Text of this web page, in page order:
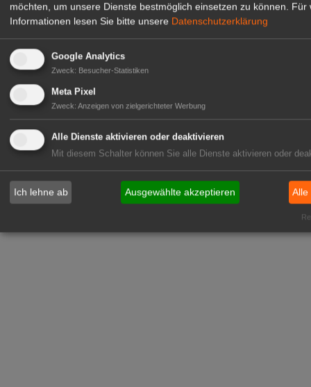
möchten, um unsere Dienste bestmöglich einsetzen zu können.
Für
Informationen lesen Sie bitte unsere Datenschutzerklärung
Google Analytics
Zweck: Besucher-Statistiken
Meta Pixel
Zweck: Anzeigen von zielgerichteter Werbung
Alle Dienste aktivieren oder deaktivieren
Mit diesem Schalter können Sie alle Dienste aktivieren oder
Ich lehne ab Ausgewählte akzeptieren Alle